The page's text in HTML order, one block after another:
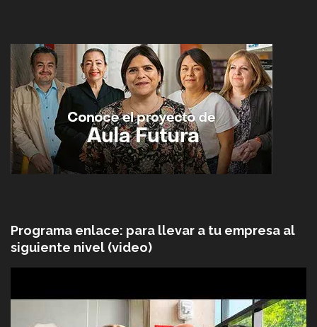
Programa enlace: para llevar a tu empresa al
siguiente nivel (video)